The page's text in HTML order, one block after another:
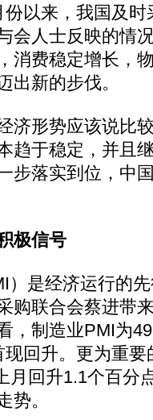
以来，我国及
会人士反映的情
消费稳定增长，
出新的步伐。
形势应该说比
趋于稳定，并且
步落实到位，中
极信号
是经济运行的先
购联合会蔡进带
，制造业PMI为
回升。更为重
月回升1.1个百分
势。